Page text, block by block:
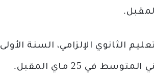
الثانوي الإلزامي، السنة الأولى
في 25 ماي المقبل.